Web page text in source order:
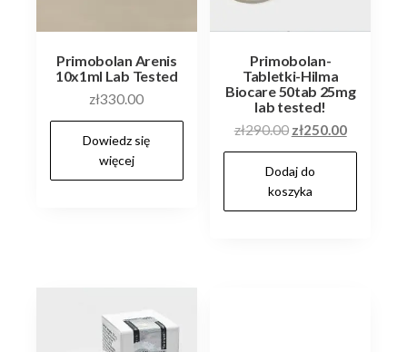
Primobolan Arenis
10x1ml Lab Tested
zł330.00
Dowiedz się
więcej
Primobolan-
Tabletki-Hilma
Biocare 50tab 25mg
lab tested!
zł290.00 Pierwotna
cena
wynosiła:
zł290.00.
zł250.00Aktualna
cena
Dodaj do
koszyka